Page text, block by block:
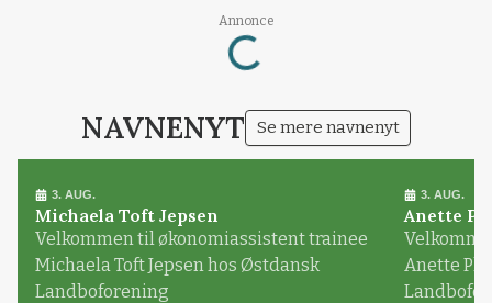
Annonce
Loading...
NAVNENYT Se mere navnenyt
3. AUG.
Michaela Toft Jepsen
Velkommen til økonomiassistent trainee
Michaela Toft Jepsen hos Østdansk
Landboforening
3. AUG.
Anette
Anette